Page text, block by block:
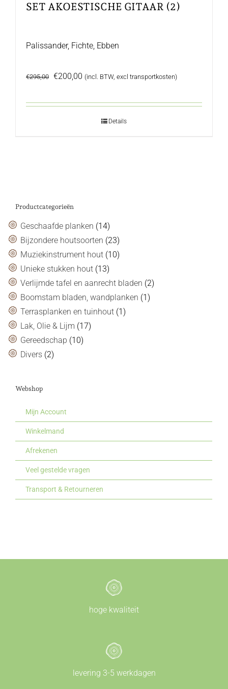
SET AKOESTISCHE GITAAR (2)
Palissander, Fichte, Ebben
€295,00 Oorspronkelijke
€200,00 Huidige
(incl. BTW, excl transportkosten)
Details
Productcategorieën
Geschaafde planken (14)
Bijzondere houtsoorten (23)
Muziekinstrument hout (10)
Unieke stukken hout (13)
Verlijmde tafel en aanrecht bladen (2)
Boomstam bladen, wandplanken (1)
Terrasplanken en tuinhout (1)
Lak, Olie & Lijm (17)
Gereedschap (10)
Divers (2)
Webshop
Mijn Account
Winkelmand
Afrekenen
Veel gestelde vragen
Transport & Retourneren
hoge kwaliteit
levering 3-5 werkdagen